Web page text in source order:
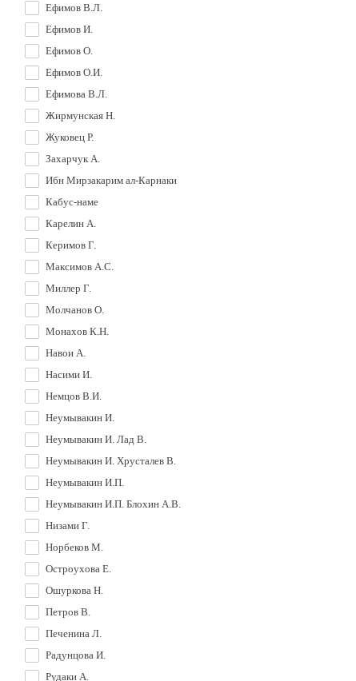
Ефимов В.Л.
Ефимов И.
Ефимов О.
Ефимов О.И.
Ефимова В.Л.
Жирмунская Н.
Жуковец Р.
Захарчук А.
Ибн Мирзакарим ал-Карнаки
Кабус-наме
Карелин А.
Керимов Г.
Максимов А.С.
Миллер Г.
Молчанов О.
Монахов К.Н.
Навои А.
Насими И.
Немцов В.И.
Неумывакин И.
Неумывакин И. Лад В.
Неумывакин И. Хрусталев В.
Неумывакин И.П.
Неумывакин И.П. Блохин А.В.
Низами Г.
Норбеков М.
Остроухова Е.
Ошуркова Н.
Петров В.
Печенина Л.
Радунцова И.
Рудаки А.